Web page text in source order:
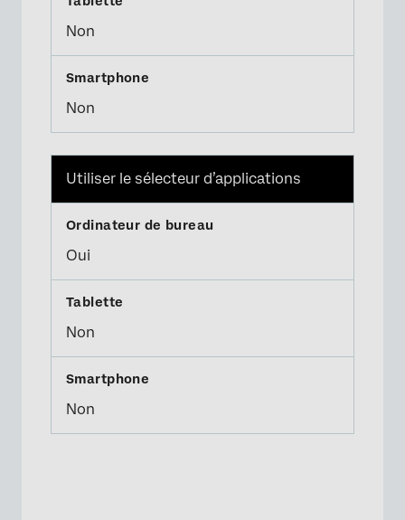
Non
Non
Utiliser le sélecteur d’applications
Oui
Non
Non